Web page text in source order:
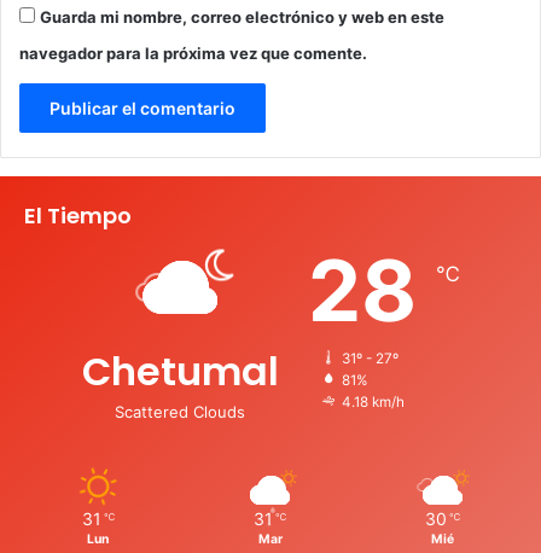
Guarda mi nombre, correo electrónico y web en este
navegador para la próxima vez que comente.
El Tiempo
Chetumal
Scattered Clouds
28 ℃
31º - 27º
81%
4.18 km/h
31 ℃
Lun
31 ℃
Mar
30 ℃
Mié